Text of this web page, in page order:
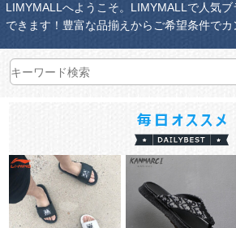
LIMYMALLへようこそ。LIMYMALLで人気ブ
できます！豊富な品揃えからご希望条件でカ